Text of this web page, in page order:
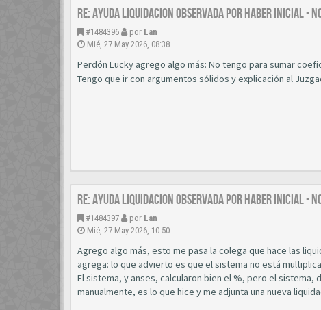
Re: AYUDA LIQUIDACION OBSERVADA POR HABER INICIAL -
#1484396 por Lan
Mié, 27 May 2026, 08:38
Perdón Lucky agrego algo más: No tengo para sumar
Tengo que ir con argumentos sólidos y explicación al
Re: AYUDA LIQUIDACION OBSERVADA POR HABER INICIAL -
#1484397 por Lan
Mié, 27 May 2026, 10:50
Agrego algo más, esto me pasa la colega que hace las
agrega: lo que advierto es que el sistema no está
El sistema, y anses, calcularon bien el %, pero el
manualmente, es lo que hice y me adjunta una nueva